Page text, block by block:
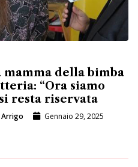
mamma della bimba
“Ora siamo
resta riservata
Arrigo
Gennaio 29, 2025